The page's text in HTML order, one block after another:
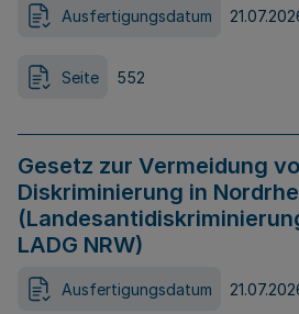
Ausfertigungsdatum
Seite 552
Gesetz zur Vermeidung
Diskriminierung in
LADG NRW)
Ausfertigungsdatum